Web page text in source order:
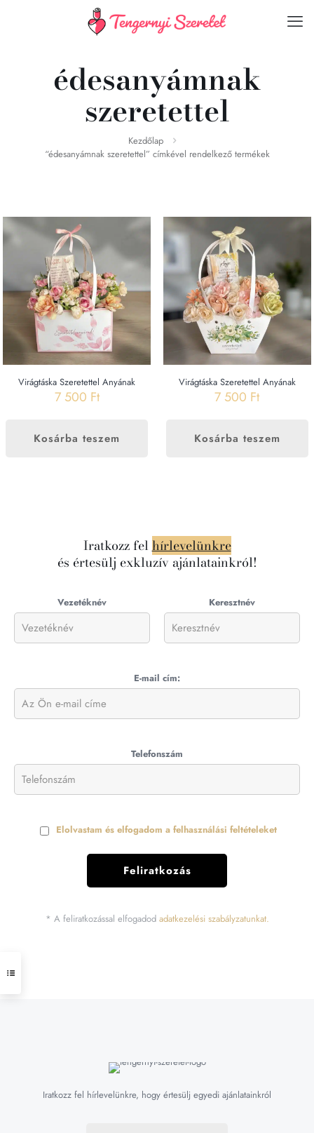
édesanyámnak
szeretettel
Kezdőlap
“édesanyámnak szeretettel” címkével rendelkező termékek
Virágtáska Szeretettel Anyának
7 500 Ft
Kosárba teszem
Virágtáska Szeretettel Anyának
7 500 Ft
Kosárba teszem
Iratkozz felhírlevelünkre
és értesülj exkluzív ajánlatainkról!
Vezetéknév Keresztnév
E-mail cím:
Telefonszám
Elolvastam és elfogadom a felhasználási feltételeket
* A feliratkozással elfogadod adatkezelési szabályzatunkat.
Iratkozz fel hírlevelünkre, hogy értesülj egyedi ajánlatainkról